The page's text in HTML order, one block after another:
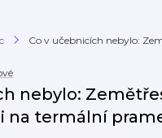
Co v učebnicích nebylo:
nebylo:
i na termální